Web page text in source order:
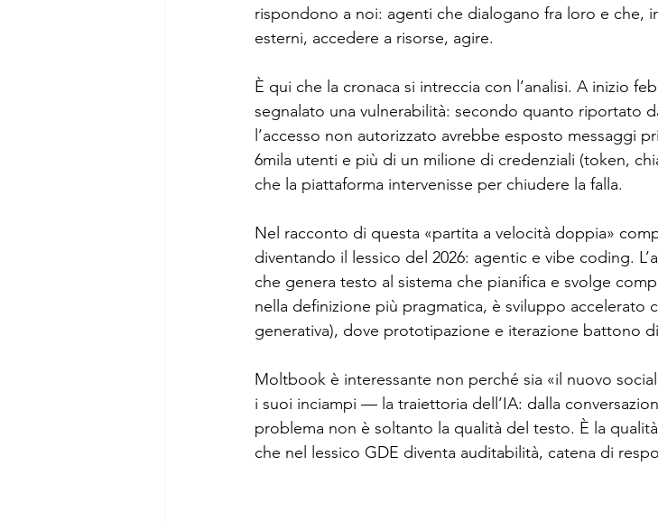
rispondono a noi: agenti che dialogano fra loro e che,
esterni, accedere a risorse, agire.
È qui che la cronaca si intreccia con l’analisi. A inizio
segnalato una vulnerabilità: secondo quanto riportato
l’accesso non autorizzato avrebbe esposto messaggi
6mila utenti e più di un milione di credenziali (token,
che la piattaforma intervenisse per chiudere la falla.
Nel racconto di questa «partita a velocità doppia»
diventando il lessico del 2026: agentic e vibe coding.
che genera testo al sistema che pianifica e svolge
nella definizione più pragmatica, è sviluppo accelerato
generativa), dove prototipazione e iterazione battono
Moltbook è interessante non perché sia «il nuovo
i suoi inciampi — la traiettoria dell’IA: dalla
problema non è soltanto la qualità del testo. È la
che nel lessico GDE diventa auditabilità, catena di